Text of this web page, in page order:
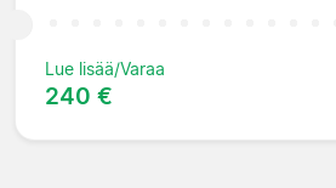
Lue lisää/Varaa
240 €